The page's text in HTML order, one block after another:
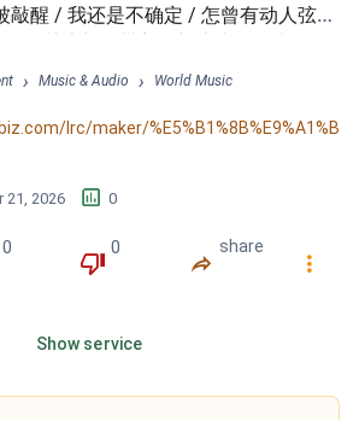
敲醒 / 我还是不确定 / 怎曾有动人弦律
悄关上门 / 带着希望上去 / 原来是我
人 / 那个人 不就是我梦里 / 那模糊的
契 / 用天线 / 用天线 / 排成爱你的形状
/ 在屋顶 和我爱的人 / 让星星点缀...
› Music & Audio › World Music
lrc/maker/%E5%B1%8B%E9%A1%B
21, 2026 󱕎 0
0
󰔒
0
󰤲
share
󰇙
Show service